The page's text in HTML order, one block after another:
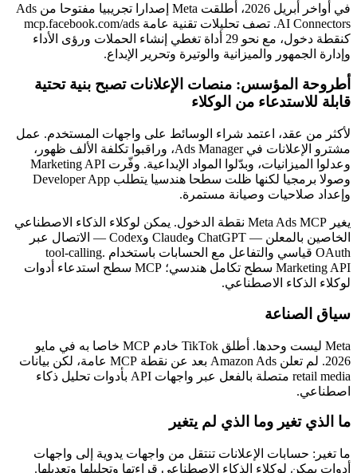
في أواخر أبريل 2026، أطلقت Meta إصدارا تجريبيا مفتوحا من Ads
AI Connectors. تصف تحليلات تقنية عامة mcp.facebook.com/ads
كنقطة دخول، مع نحو 29 أداة تغطي إنشاء الحملات ورؤى الأداء
وإدارة الجمهور والميزانية والوتيرة وتحرير الإبداع.
أطروحة المؤسس: منصات الإعلانات تصبح بنية تحتية
قابلة للاستدعاء من الوكلاء
لأكثر من عقد، اعتمد شراء الوسائط على واجهات المستخدم. عمل
مشترو الإعلانات في Ads Manager، وراقبوا تكلفة الألف ظهور،
وعدلوا الميزانيات، وبدّلوا المواد الإبداعية. وفّرت Marketing API
وصولا برمجيا لكنها ظلت سطحا هندسيا يتطلب Developer App
وإعداد صلاحيات وصيانة مستمرة.
يغير Meta Ads MCP نقطة الدخول. يمكن لوكلاء الذكاء الاصطناعي
الخاصين بالمعلن — ChatGPT وClaude وCodex — الاتصال عبر
OAuth قياسي والتفاعل مع الحسابات باستخدام tool-calling.
Marketing API سطح تكامل هندسي؛ MCP سطح استدعاء أدوات
لوكلاء الذكاء الاصطناعي.
سياق الصناعة
Meta ليست وحدها. أطلق TikTok خادم MCP خاصا به في مايو
2026. لم تعلن Amazon Ads بعد عن نقطة MCP عامة، لكن بيانات
retail media متصلة بالفعل عبر واجهات API بأدوات تحليل ذكاء
اصطناعي.
ما الذي تغير وما الذي لم يتغير
ما تغير: حسابات الإعلانات تنتقل من واجهات يدوية إلى واجهات
أدوات يمكن لوكلاء الذكاء الاصطناعي قراءتها وتحليلها وتعديلها.